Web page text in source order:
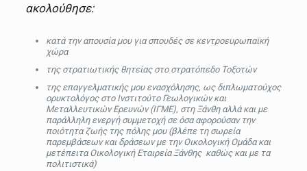
ακολούθησε:
κατά την απουσία μου για σπουδές σε κεντροευρωπαϊκή
χώρα
της στρατιωτικής θητείας στο στρατόπεδο Τοξοτών
της επαγγελματικής μου ενασχόλησης, ως διπλωματούχος
ορυκτολόγος στο Ινστιτούτο Γεωλογικών και
Μεταλλευτικών Ερευνών (ΙΓΜΕ), στη Ξάνθη αλλά και με
παράλληλη ενεργή συμμετοχή σε όσα αφορούσαν την
ποιότητα ζωής της πόλης μου (βλέπε τη σωρεία
παρεμβάσεων και δράσεων με την Οικολογική Ομάδα και
μετέπειτα Οικολογική Εταιρεία Ξάνθης καθώς και με τα
πολιτιστικά)